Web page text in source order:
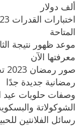
ألف دولار
المتاحة
معرفتها الآن
رمضانية جديدة جدًا
وصفات حلويات
الشوكولاتة
رسائل الفلانتين للحبيب 2023 تهاني عيد حب سعيد